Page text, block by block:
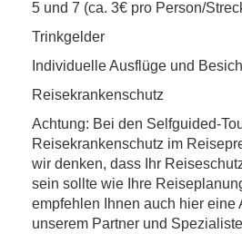
5 und 7 (ca. 3€ pro Person/
Trinkgelder
Individuelle Ausflüge und
Reisekrankenschutz
Achtung: Bei den Selfguided-
Reisekrankenschutz im
wir denken, dass Ihr
sein sollte wie Ihre
empfehlen Ihnen auch hier eine
unserem Partner und